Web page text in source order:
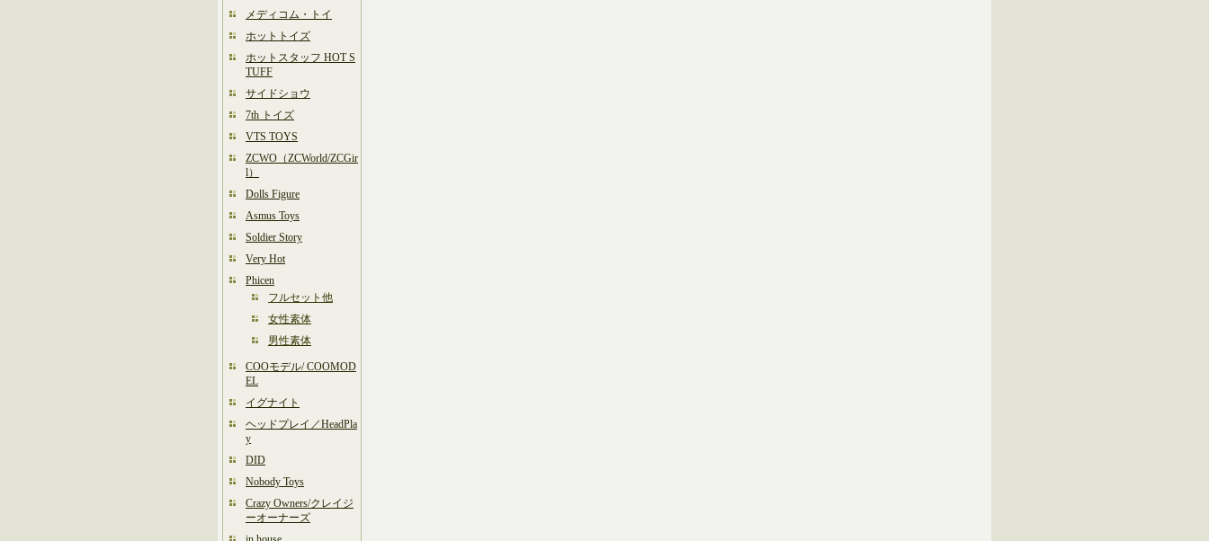
メディコム・トイ
ホットトイズ
ホットスタッフ HOT S
TUFF
サイドショウ
7th トイズ
VTS TOYS
ZCWO（ZCWorld/ZCGir
l）
Dolls Figure
Asmus Toys
Soldier Story
Very Hot
Phicen
フルセット他
女性素体
男性素体
COOモデル/ COOMOD
EL
イグナイト
ヘッドプレイ／HeadPla
y
DID
Nobody Toys
Crazy Owners/クレイジ
ーオーナーズ